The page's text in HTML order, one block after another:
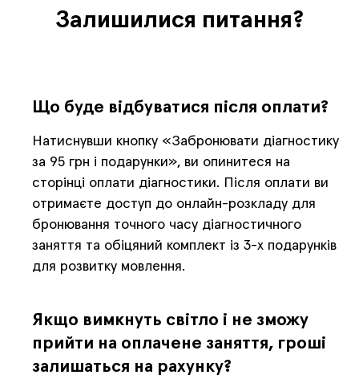
Залишилися питання?
Що буде відбуватися після оплати?
Натиснувши кнопку «Забронювати діагностику
за 95 грн і подарунки», ви опинитеся на
сторінці оплати діагностики. Після оплати ви
отримаєте доступ до онлайн-розкладу для
бронювання точного часу діагностичного
заняття та обіцяний комплект із 3-х подарунків
для розвитку мовлення.
Якщо вимкнуть світло і не зможу
прийти на оплачене заняття, гроші
залишаться на рахунку?